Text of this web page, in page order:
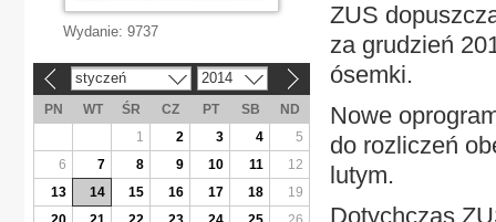
ZUS
za grudzień
ósemki.
Nowe
do rozliczeń
lutym.
Dotychczas
Wydanie: 9737
styczeń 2014
PN WT ŚR CZ PT SB
ND
1
2 3 4
5
6
7 8 9 10 11
12
13
14 15 16 17 18
19